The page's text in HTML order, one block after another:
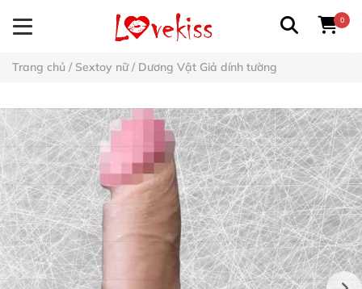
0
Trang chủ / Sextoy nữ/ Dương Vật Giả dính tường